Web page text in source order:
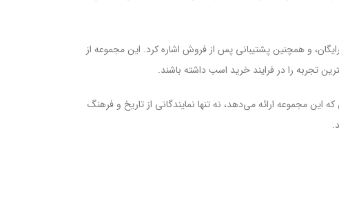
و همچنین پشتیبانی پس از فروش اشاره کرد. این مجموعه از
تجربه را در فرایند خرید اسب داشته باشند.
مجموعه ارائه می‌دهد، نه تنها نمایندگانی از تاریخ و فرهنگ